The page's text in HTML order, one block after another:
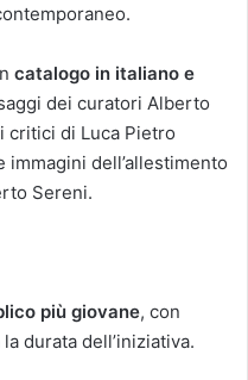
catalogo in italiano e
dei curatori Alberto
critici di Luca Pietro
dell’allestimento
Sereni.
più giovane, con
durata dell’iniziativa.